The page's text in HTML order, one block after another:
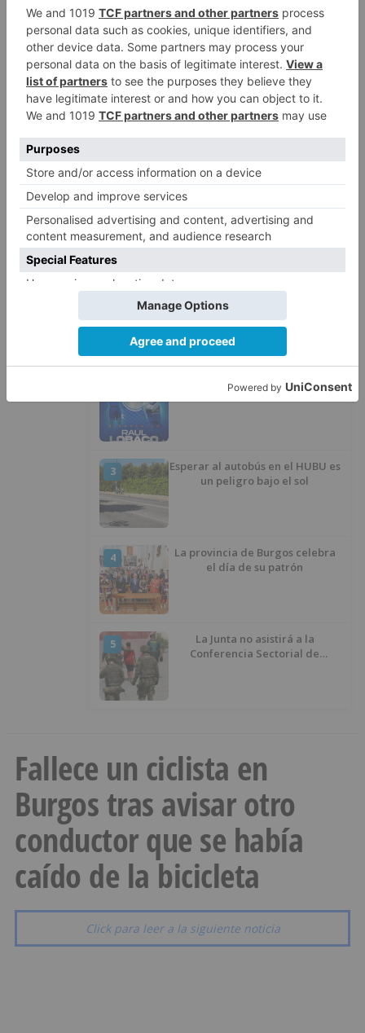
4
La provincia de Burgos celebra
el día de su patrón
versión de un repartidor tras
desaparecer 3.256 euros
Felix Gall ganador de la Vuelta a
Burgos 2026
San Pablo Burgos incorpora al
jugador Raúl Lobaco
3
Esperar al autobús en el HUBU es
un peligro bajo el sol
4
La provincia de Burgos celebra
el día de su patrón
5
La Junta no asistirá a la
Conferencia Sectorial de
Fallece un ciclista en
Burgos tras avisar otro
conductor que se había
caído de la bicicleta
Click para leer a la siguiente noticia